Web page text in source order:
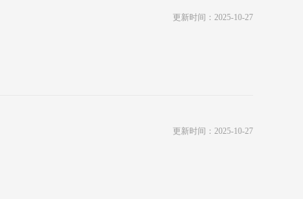
更新时间：2025-10-27
更新时间：2025-10-27